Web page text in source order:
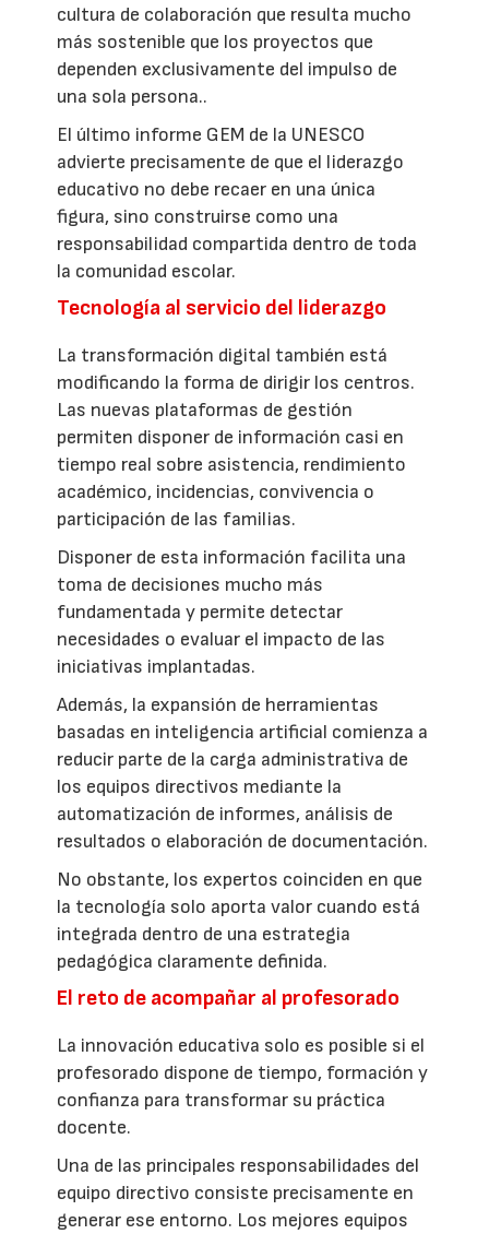
cultura de colaboración que resulta mucho
más sostenible que los proyectos que
dependen exclusivamente del impulso de
una sola persona..
El último informe GEM de la UNESCO
advierte precisamente de que el liderazgo
educativo no debe recaer en una única
figura, sino construirse como una
responsabilidad compartida dentro de toda
la comunidad escolar.
Tecnología al servicio del liderazgo
La transformación digital también está
modificando la forma de dirigir los centros.
Las nuevas plataformas de gestión
permiten disponer de información casi en
tiempo real sobre asistencia, rendimiento
académico, incidencias, convivencia o
participación de las familias.
Disponer de esta información facilita una
toma de decisiones mucho más
fundamentada y permite detectar
necesidades o evaluar el impacto de las
iniciativas implantadas.
Además, la expansión de herramientas
basadas en inteligencia artificial comienza a
reducir parte de la carga administrativa de
los equipos directivos mediante la
automatización de informes, análisis de
resultados o elaboración de documentación.
No obstante, los expertos coinciden en que
la tecnología solo aporta valor cuando está
integrada dentro de una estrategia
pedagógica claramente definida.
El reto de acompañar al profesorado
La innovación educativa solo es posible si el
profesorado dispone de tiempo, formación y
confianza para transformar su práctica
docente.
Una de las principales responsabilidades del
equipo directivo consiste precisamente en
generar ese entorno. Los mejores equipos